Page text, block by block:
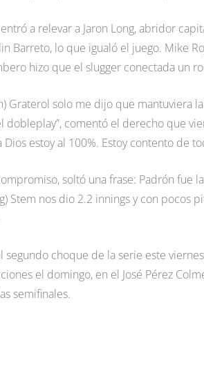
a relevar a Jaron Long, abridor
Barreto, lo que igualó el juego. Mike
hizo que el slugger conectada un
Graterol solo me dijo que mantuviera
dobleplay”, comentó el derecho que
Dios estoy al 100%. Estoy contento de
soltó una frase: Padrón
Stem nos dio 2.2 innings y con pocos
choque de la serie este
el domingo, en el José Pérez
semifinales.